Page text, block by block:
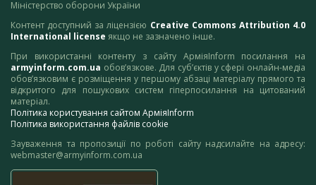
Міністерство оборони України
Контент доступний за ліцензією Creative Commons Attribution 4.0
International license якщо не зазначено інше.
При використанні контенту з сайту АрміяInform посилання на
armyinform.com.ua обов’язкове. Для суб’єктів у сфері онлайн-медіа
обов’язковим є розміщення у першому абзаці матеріалу прямого та
відкритого для пошукових систем гіперпосилання на цитований
матеріал.
Політика користування сайтом АрміяInform
Політика використання файлів cookie
Зауваження та пропозиції по роботі сайту надсилайте на адресу:
webmaster@armyinform.com.ua